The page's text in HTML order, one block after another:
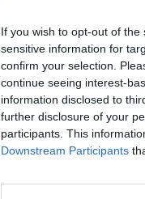
If you wish to opt-out of
sensitive information for
confirm your selection.
continue seeing interest-
information disclosed to
further disclosure of your
participants. This
Downstream Participants